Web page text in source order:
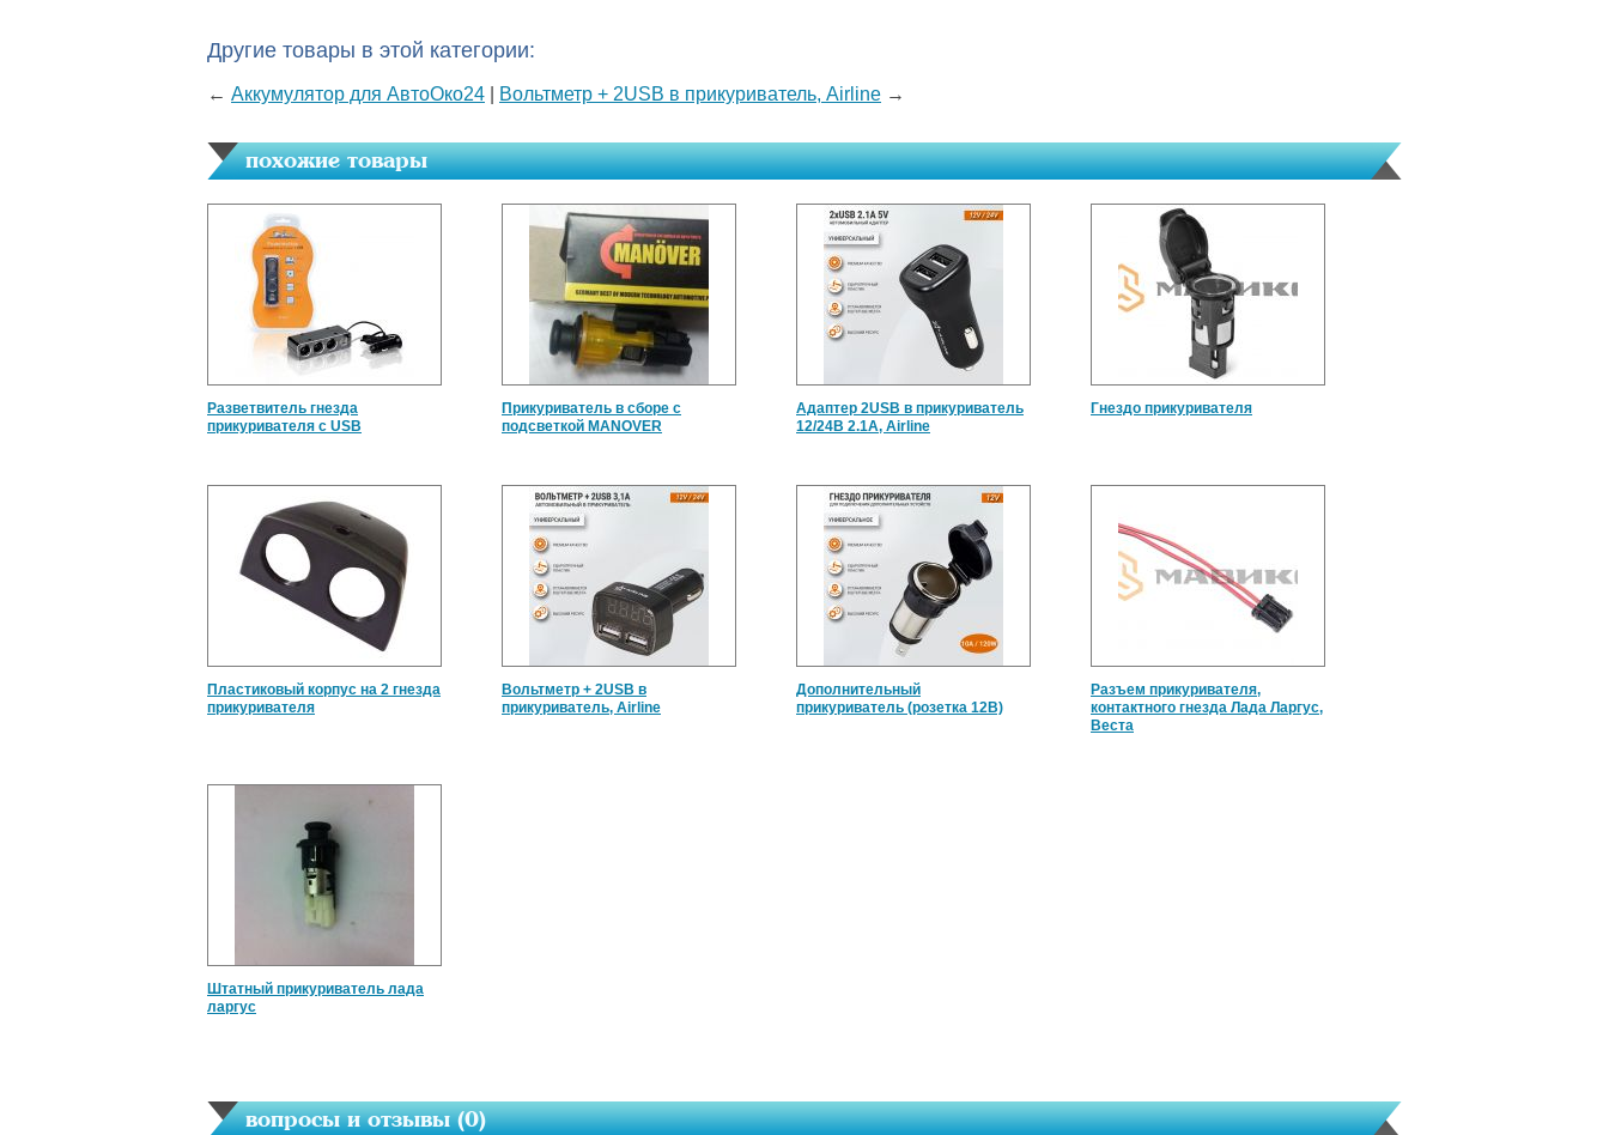
Другие товары в этой категории:
← Аккумулятор для АвтоОко24 Вольтметр + 2USB в прикуриватель, Airline →
похожие товары
Разветвитель гнезда
прикуривателя с USB
Прикуриватель в сборе с
подсветкой MANOVER
Адаптер 2USB в прикуриватель
12/24B 2.1A, Airline
Гнездо прикуривателя
Пластиковый корпус на 2 гнезда
прикуривателя
Вольтметр + 2USB в
прикуриватель, Airline
Дополнительный
прикуриватель (розетка 12В)
Разъем прикуривателя,
контактного гнезда Лада Ларгус,
Веста
Штатный прикуриватель лада
ларгус
вопросы и отзывы (0)